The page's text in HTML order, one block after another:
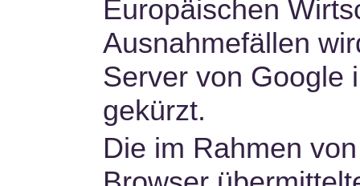
Europäischen
Ausnahmefällen
Server von Google
gekürzt.
Die im Rahmen